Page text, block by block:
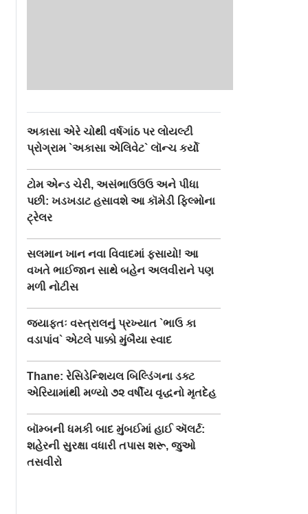
અકાસા એરે ચોથી વર્ષગાંઠ પર લોયલ્ટી
પ્રોગ્રામ `અકાસા એલિવેટ` લૉન્ચ કર્યો
ટોમ એન્ડ ચેરી, અસંભાઉઉઉ અને પીધા
પછી: ખડખડાટ હસાવશે આ કૉમેડી ફિલ્મોના
ટ્રેલર
સલમાન ખાન નવા વિવાદમાં ફસાયો! આ
વખતે ભાઈજાન સાથે બહેન અલવીરાને પણ
મળી નોટીસ
જ્યાફતઃ વસ્ત્રાલનું પ્રખ્યાત `ભાઉ કા
વડાપાંવ` એટલે પાક્કો મુંબૈયા સ્વાદ
Thane: રેસિડેન્શિયલ બિલ્ડિંગના ડક્ટ
એરિયામાંથી મળ્યો ૭૨ વર્ષીય વૃદ્ધનો મૃતદેહ
બૉમ્બની ધમકી બાદ મુંબઈમાં હાઈ ઍલર્ટ:
શહેરની સુરક્ષા વધારી તપાસ શરૂ, જુઓ
તસવીરો